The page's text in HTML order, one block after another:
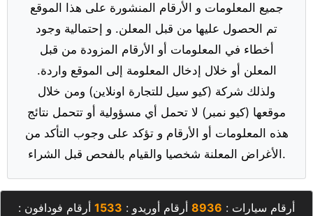
جميع المعلومات و الأرقام المنشورة على هذا الموقع
تم الحصول عليها من قبل المعلن. و إحتمالية وجود
أخطاء في المعلومات أو الأرقام المزودة من قبل
المعلن أو خلال إدخال المعلومة إلى الموقع واردة.
ولذلك شركة (كيو سيل للتجارة اونلاين) ومن خلال
موقعها (كيو نمبر) لا تحمل أي مسؤولية أو تتحمل نتائج
هذه المعلومات أو الأرقام و تؤكد على وجوب التأكد من
الأغراض المعلنة شخصيا والقيام بالفحص قبل الشراء.
أرقام سيارات : 8936 أرقام أوريدو : 1533 أرقام فودافون :